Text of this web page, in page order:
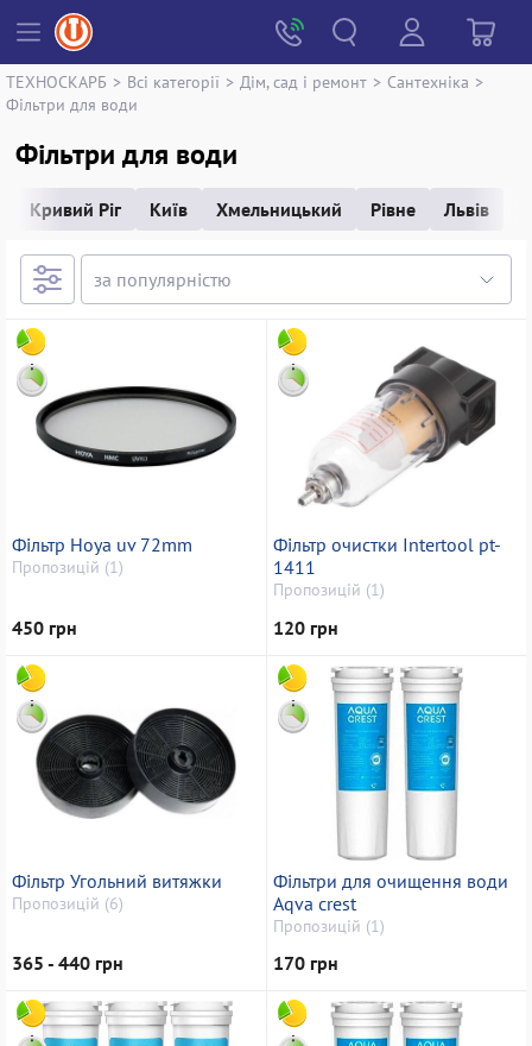
ТЕХНОСКАРБ > Всі категорії > Дім, сад і ремонт > Сантехніка >
Фільтри для води
Фільтри для води
Кривий Ріг Київ Хмельницький Рівне Львів
Фільтр Hoya uv 72mm
Пропозицій (1)
450 грн
Фільтр очистки Intertool pt-
1411
Пропозицій (1)
120 грн
Фільтр Угольний витяжки
Пропозицій (6)
365 - 440 грн
Фільтри для очищення води
Aqva crest
Пропозицій (1)
170 грн